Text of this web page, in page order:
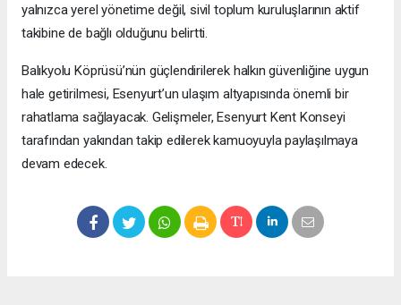
yalnızca yerel yönetime değil, sivil toplum kuruluşlarının aktif
takibine de bağlı olduğunu belirtti.
Balıkyolu Köprüsü’nün güçlendirilerek halkın güvenliğine uygun
hale getirilmesi, Esenyurt’un ulaşım altyapısında önemli bir
rahatlama sağlayacak. Gelişmeler, Esenyurt Kent Konseyi
tarafından yakından takip edilerek kamuoyuyla paylaşılmaya
devam edecek.